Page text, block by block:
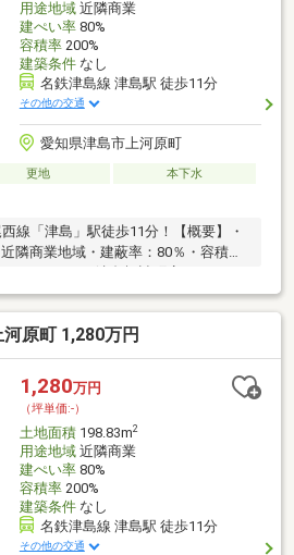
用途地域近隣商業
建ぺい率80%
容積率200%
建築条件なし
名鉄津島線 津島駅 徒歩11分
その他の交通
愛知県津島市上河原町
更地
本下水
線「津島」駅徒歩11分！【概要】・
隣商業地域・建蔽率：80％・容積
ドラッグスギヤマ津島北店ま
フィール津島店まで・・・660ｍ
のご見学はお気軽にお問い合わせく
動産 名古屋センター【０１２０－８
原町 1,280万円
1,280万円
（坪単価:-）
土地面積198.83m2
用途地域近隣商業
建ぺい率80%
容積率200%
建築条件なし
名鉄津島線 津島駅 徒歩11分
その他の交通